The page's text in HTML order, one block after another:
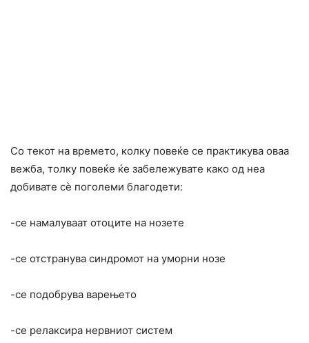
Со текот на времето, колку повеќе се практикува оваа
вежба, толку повеќе ќе забележувате како од неа
добивате сè поголеми благодети:
-се намалуваат отоците на нозете
-се отстранува синдромот на уморни нозе
-се подобрува варењето
-се релаксира нервниот систем